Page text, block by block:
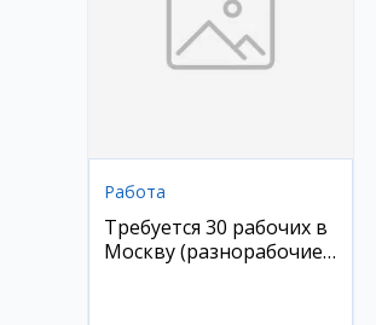
Работа
Требуется 30 рабочих в
Москву (разнорабочие,